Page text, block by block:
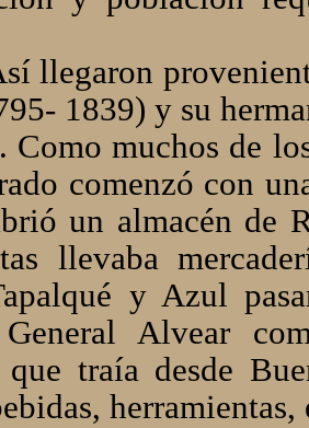
1839) y su
Como muchos de
comenzó con
un almacén de
llevaba
y Azul
General Alvear
traía desde
herramientas,